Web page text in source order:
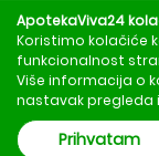
Za obavijesti o
Copyright © 2020
ApotekaViva24
Koristimo kolačiće
funkcionalnost
Više informacija o
nastavak pregleda
Prihvatam